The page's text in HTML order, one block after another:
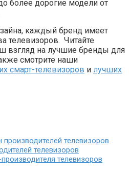
более дорогие модели от
каждый бренд имеет
телевизоров. Читайте
взгляд на лучшие бренды для
смотрите наши
смарт-телевизоров и лучших
производителей телевизоров
телевизоров
телевизоров